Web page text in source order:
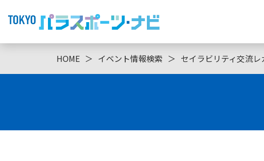
HOME ＞ イベント情報検索 ＞ セイラビリティ交流